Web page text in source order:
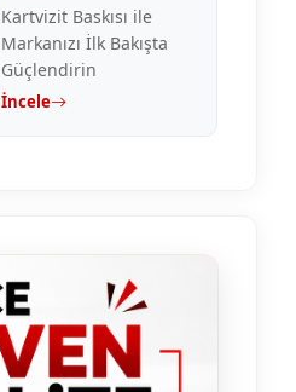
Kartvizit Baskısı ile
Markanızı İlk Bakışta
Güçlendirin
İncele